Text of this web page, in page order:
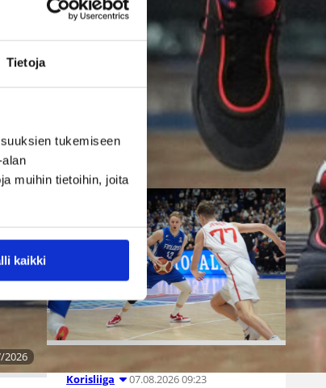
Tietoja
tukemiseen
muihin tietoihin, joita
kaikki
2026
Susiladies päätti Tukholmassa
pelatun kahden ottelun
mittaisen miniturnauksen
tappioon, kun Ruotsi oli parempi
loppulukemin 73-68 (33-47).
Suomi pelaa seuraavan kerran
ensi viikonloppuna Helsingissä.
Korisliiga 07.08.2026 09:23